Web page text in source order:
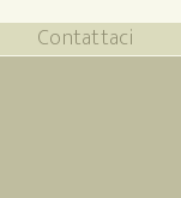
Contattaci